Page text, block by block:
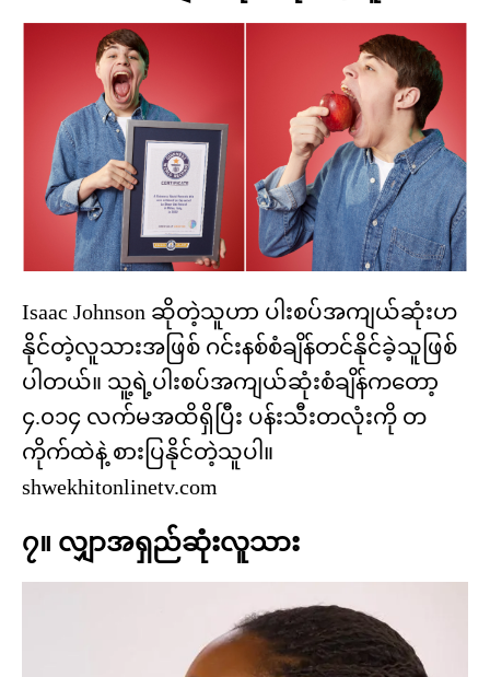
Isaac Johnson ဆိုတဲ့သူဟာ ပါးစပ်အကျယ်ဆုံးဟ
နိုင်တဲ့လူသားအဖြစ် ဂင်းနစ်စံချိန်တင်နိုင်ခဲ့သူဖြစ်
ပါတယ်။ သူ့ရဲ့ပါးစပ်အကျယ်ဆုံးစံချိန်ကတော့
၄.၀၁၄ လက်မအထိရှိပြီး ပန်းသီးတလုံးကို တ
ကိုက်ထဲနဲ့ စားပြနိုင်တဲ့သူပါ။
shwekhitonlinetv.com
၇။ လျှာအရှည်ဆုံးလူသား